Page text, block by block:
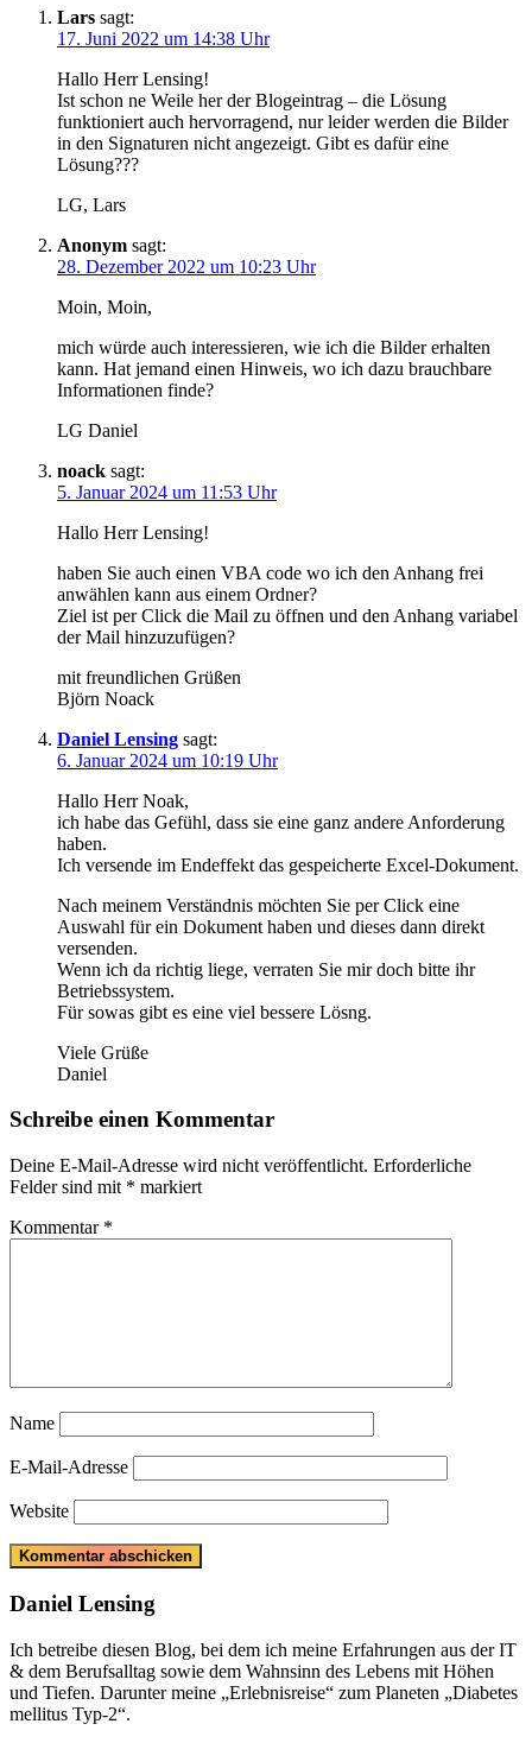
Mail
Anhang
versenden
über
mit
Signatur”
Lars sagt:
17. Juni 2022 um 14:38 Uhr
Hallo Herr Lensing!
Ist schon ne Weile her der Blogeintrag – die Lösung
funktioniert auch hervorragend, nur leider werden die Bilder
in den Signaturen nicht angezeigt. Gibt es dafür eine
Lösung???
LG, Lars
Anonym sagt:
28. Dezember 2022 um 10:23 Uhr
Moin, Moin,
mich würde auch interessieren, wie ich die Bilder erhalten
kann. Hat jemand einen Hinweis, wo ich dazu brauchbare
Informationen finde?
LG Daniel
noack sagt:
5. Januar 2024 um 11:53 Uhr
Hallo Herr Lensing!
haben Sie auch einen VBA code wo ich den Anhang frei
anwählen kann aus einem Ordner?
Ziel ist per Click die Mail zu öffnen und den Anhang variabel
der Mail hinzuzufügen?
mit freundlichen Grüßen
Björn Noack
Daniel Lensing sagt:
6. Januar 2024 um 10:19 Uhr
Hallo Herr Noak,
ich habe das Gefühl, dass sie eine ganz andere Anforderung
haben.
Ich versende im Endeffekt das gespeicherte Excel-Dokument.
Nach meinem Verständnis möchten Sie per Click eine
Auswahl für ein Dokument haben und dieses dann direkt
versenden.
Wenn ich da richtig liege, verraten Sie mir doch bitte ihr
Betriebssystem.
Für sowas gibt es eine viel bessere Lösng.
Viele Grüße
Daniel
Schreibe einen Kommentar
Deine E-Mail-Adresse wird nicht veröffentlicht. Erforderliche
Felder sind mit * markiert
Kommentar *
Name
E-Mail-Adresse
Website
Daniel Lensing
Ich betreibe diesen Blog, bei dem ich meine Erfahrungen aus der IT
& dem Berufsalltag sowie dem Wahnsinn des Lebens mit Höhen
und Tiefen. Darunter meine „Erlebnisreise“ zum Planeten „Diabetes
mellitus Typ-2“.